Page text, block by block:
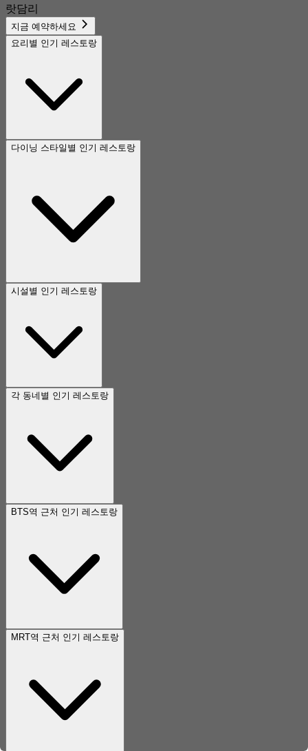
랏담리
지금 예약하세요
요리별 인기 레스토랑
다이닝 스타일별 인기 레스토랑
시설별 인기 레스토랑
각 동네별 인기 레스토랑
BTS역 근처 인기 레스토랑
MRT역 근처 인기 레스토랑